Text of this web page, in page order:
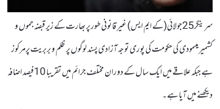
سرینگر25جولائی(کے ایم ایس) غیر قانونی طور پر بھارت کے زیر قبضہ جموں و
کشمیر میںمودی کی حکومت کی پوری توجہ آزادی پسند لوگوں پر ظلم و بربریت پرمرکوز
ہے جبکہ علاقے میں ایک سال کے دوران مختلف جرائم میں تقریبا 10فیصد اضافہ
دیکھنے میں آیا ہے۔